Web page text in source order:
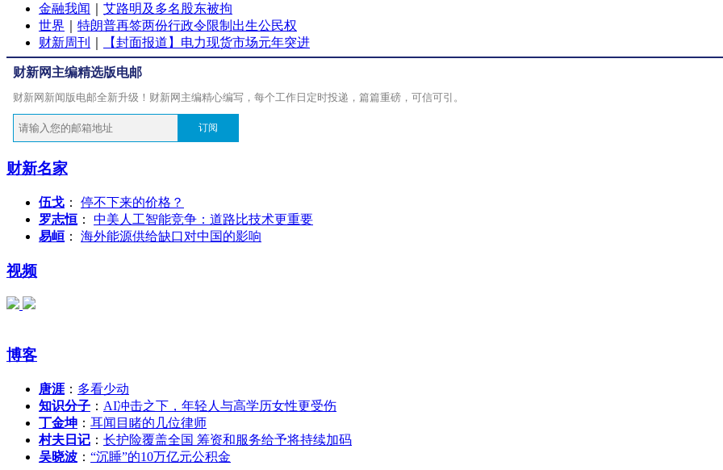
金融我闻
艾路明及多名股东被拘
世界
特朗普再签两份行政令限制出生公民权
财新周刊
【封面报道】电力现货市场元年突进
财新网主编精选版电邮
财新网新闻版电邮全新升级！财新网主编精心编写，每个工作日定时投递，篇篇重磅，可信可引。
订阅
财新名家
伍戈 ： 停不下来的价格？
罗志恒 ： 中美人工智能竞争：道路比技术更重要
易峘 ： 海外能源供给缺口对中国的影响
视频
博客
唐涯 ： 多看少动
知识分子 ： AI冲击之下，年轻人与高学历女性更受伤
丁金坤 ： 耳闻目睹的几位律师
村夫日记 ： 长护险覆盖全国 筹资和服务给予将持续加码
吴晓波 ： “沉睡”的10万亿元公积金